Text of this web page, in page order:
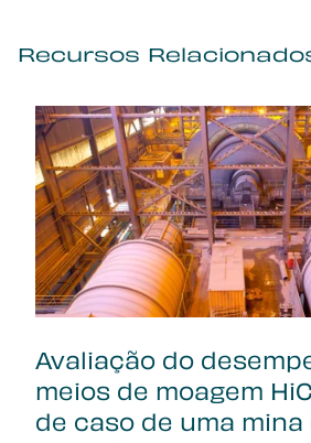
Recursos
Avaliação do
meios de moagem
de caso de uma mina